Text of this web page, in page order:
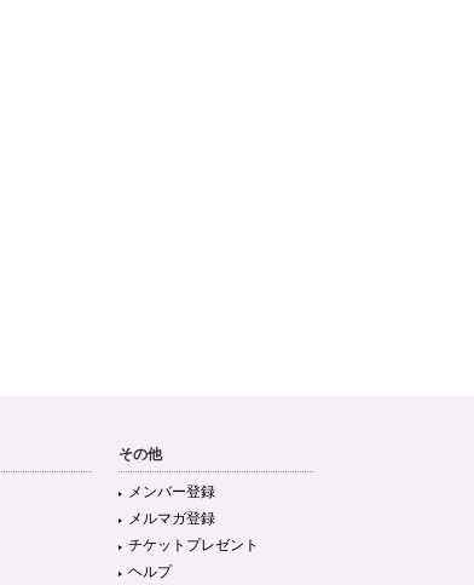
その他
メンバー登録
メルマガ登録
チケットプレゼント
ヘルプ